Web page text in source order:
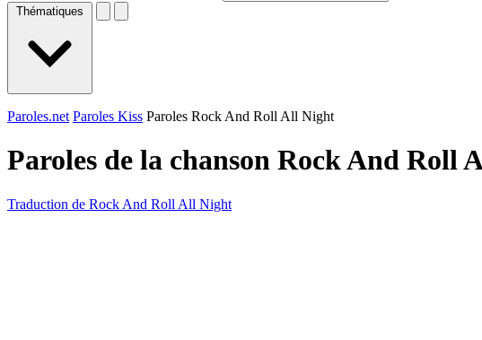
Thématiques
Paroles.net Paroles Kiss Paroles Rock And Roll All Night
Paroles de la chanson Rock And Roll
Traduction de Rock And Roll All Night